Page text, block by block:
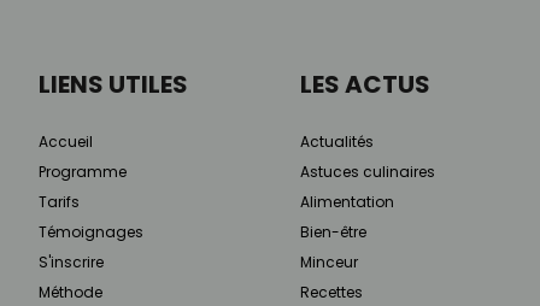
LIENS UTILES
Accueil
Programme
Tarifs
Témoignages
S'inscrire
Méthode
LES ACTUS
Actualités
Astuces culinaires
Alimentation
Bien-être
Minceur
Recettes